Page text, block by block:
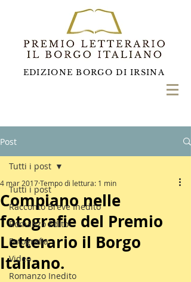
EDIZIONE BORGO DI IRSINA
Post
Tutti i post
Racconto Breve Inedito
Romanzo Edito
Fotografia
Video
Romanzo Inedito
Tutti i post
Compiano nelle
fotografie del Premio
Letterario il Borgo
Italiano.
4 mar 2017Tempo di lettura: 1 min